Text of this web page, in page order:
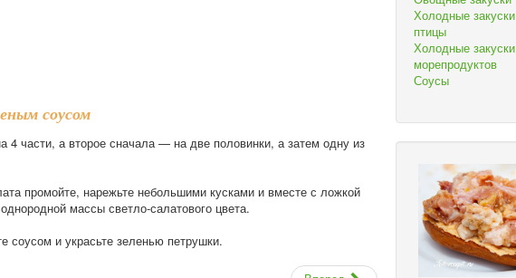
соусом
4 части, а второе сначала — на две половинки, а затем одну из
промойте, нарежьте небольшими кусками и вместе с ложкой
массы светло-салатового цвета.
соусом и украсьте зеленью петрушки.
Холодные
птицы
Холодные
морепродуктов
Соусы